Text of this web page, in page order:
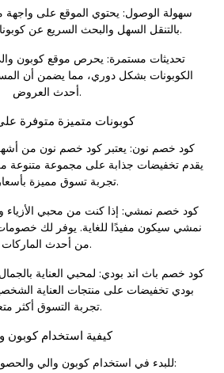
سهولة الوصول: يحتوي الموقع على
بالتنقل السهل والبحث السريع عن كوبونات الخصم المطلوبة.
تحديثات مستمرة: يحرص موقع كوبون
الكوبونات بشكل دوري، مما يضمن أن
أحدث العروض.
كوبونات متميزة متوفرة
كود خصم نون: يعتبر كود خصم نون من
يقدم تخفيضات جذابة على مجموعة متنوعة
تجربة تسوق مميزة بأسعار أقل.
كود خصم نمشي: إذا كنت من محبي الأزياء
نمشي سيكون مفيدًا للغاية. يوفر لك
من أحدث الماركات.
كود خصم باث اند بودي: لمحبي العناية
بودي تخفيضات على منتجات العناية
تجربة التسوق أكثر متعة.
كيفية استخدام كوبون
للبدء في استخدام كوبون والي والحصول على الخصومات: